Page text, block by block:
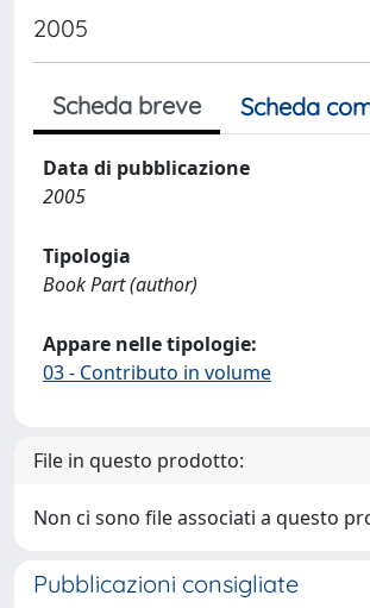
2005
Scheda breve Scheda
Data di pubblicazione
2005
Tipologia
Book Part (author)
Appare nelle tipologie:
03 - Contributo in volume
File in questo prodotto:
Non ci sono file associati a questo
Pubblicazioni consigliate